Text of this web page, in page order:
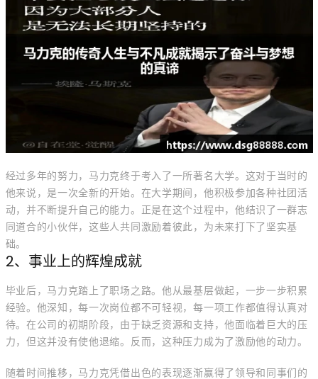
经过多年的努力，马力克终于考入了一所著名大学。这对于当时的
他来说，是一次全新的开始。在大学期间，他积极参加各种社团活
动，并不断提升自己的能力。正是在这个过程中，他结识了一群志
同道合的小伙伴，这些人共同激励着彼此，为未来打下了坚实基
础。
2、事业上的辉煌成就
毕业后，马力克踏上了职场之路。他从最基层做起，一步一步积累
经验。他深知，每一次岗位都不可轻视，每一项工作都值得认真对
待。在公司的初期阶段，由于缺乏资源和支持，他面临着巨大的压
力，但这并没有使他退缩。反而，这种压力成为了激励他的动力。
随着时间推移，马力克凭借出色的表现逐渐赢得了领导和同事们的